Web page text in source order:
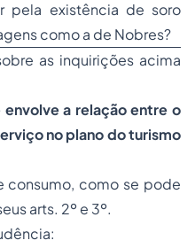
pela existência de soro
como a de Nobres?
as inquirições acima
a relação entre o
no plano do turismo
consumo, como se pode
arts. 2º e 3º.